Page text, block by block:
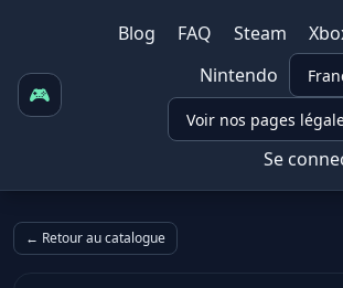
🎮
Blog FAQ Steam
Nintendo
Se
← Retour au catalogue